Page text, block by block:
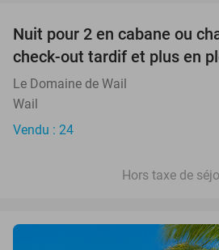
Nuit pour 2 en cabane ou
check-out tardif et plus en
Le Domaine de Wail
Wail
Vendu : 24
Hors taxe de